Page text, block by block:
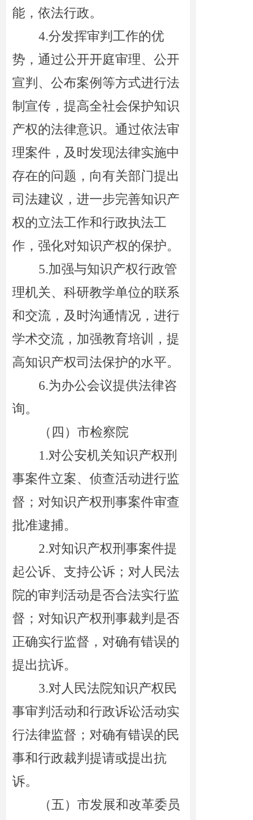
能，依法行政。
4.分发挥审判工作的优
势，通过公开开庭审理、公开
宣判、公布案例等方式进行法
制宣传，提高全社会保护知识
产权的法律意识。通过依法审
理案件，及时发现法律实施中
存在的问题，向有关部门提出
司法建议，进一步完善知识产
权的立法工作和行政执法工
作，强化对知识产权的保护。
5.加强与知识产权行政管
理机关、科研教学单位的联系
和交流，及时沟通情况，进行
学术交流，加强教育培训，提
高知识产权司法保护的水平。
6.为办公会议提供法律咨
询。
（四）市检察院
1.对公安机关知识产权刑
事案件立案、侦查活动进行监
督；对知识产权刑事案件审查
批准逮捕。
2.对知识产权刑事案件提
起公诉、支持公诉；对人民法
院的审判活动是否合法实行监
督；对知识产权刑事裁判是否
正确实行监督，对确有错误的
提出抗诉。
3.对人民法院知识产权民
事审判活动和行政诉讼活动实
行法律监督；对确有错误的民
事和行政裁判提请或提出抗
诉。
（五）市发展和改革委员